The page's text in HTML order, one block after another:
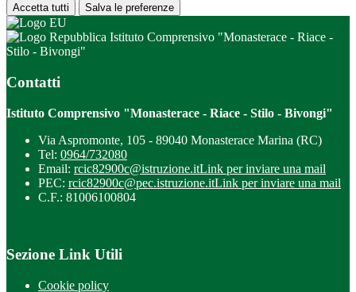
Accetta tutti Salva le preferenze
Istituto Comprensivo "Monasterace - Riace -
Stilo - Bivongi"
Contatti
Istituto Comprensivo "Monasterace - Riace - Stilo - Bivongi"
Via Aspromonte, 105 - 89040 Monasterace Marina (RC)
Tel: 0964/732080
Email: rcic82900c@istruzione.itLink per inviare una mail
PEC: rcic82900c@pec.istruzione.itLink per inviare una mail
C.F.: 81006100804
Sezione Link Utili
Cookie policy